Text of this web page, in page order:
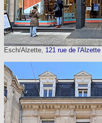
Esch/Alzette, 121 rue de l'Alzette